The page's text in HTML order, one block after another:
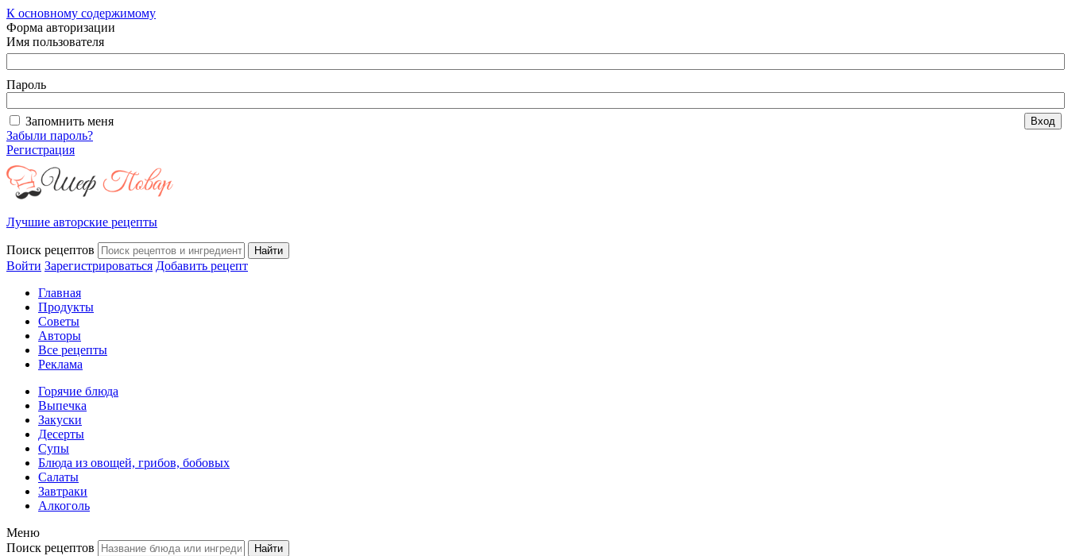
К основному содержимому
Форма авторизации
Имя пользователя
Пароль
Запомнить меня
Забыли пароль?
Регистрация
Лучшие авторские рецепты
Поиск рецептов
Войти Зарегистрироваться Добавить рецепт
Главная
Продукты
Советы
Авторы
Все рецепты
Реклама
Горячие блюда
Выпечка
Закуски
Десерты
Супы
Блюда из овощей, грибов, бобовых
Салаты
Завтраки
Алкоголь
Меню
Поиск рецептов